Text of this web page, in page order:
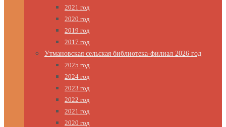
2021 год
2020 год
2019 год
2017 год
Утмановская сельская библиотека-филиал 2026 год
2025 год
2024 год
2023 год
2022 год
2021 год
2020 год